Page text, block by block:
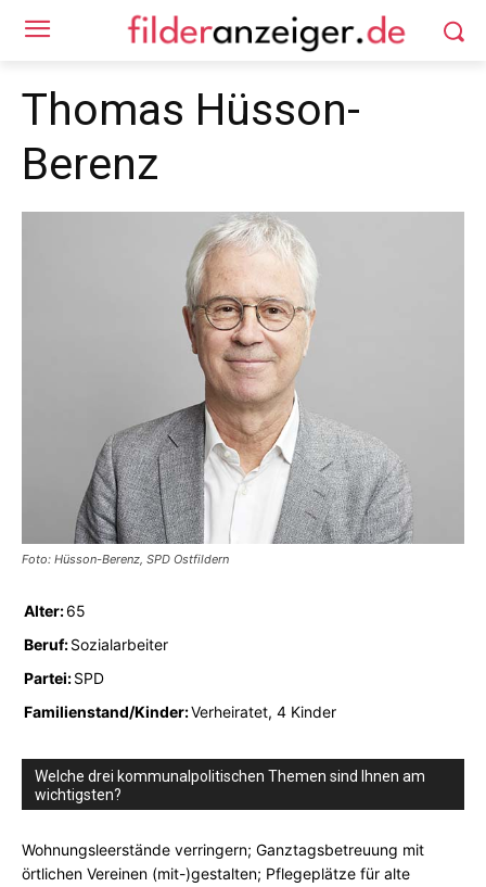
Thomas Hüsson-
Berenz
Foto: Hüsson-Berenz, SPD Ostfildern
Alter:65
Beruf:Sozialarbeiter
Partei:SPD
Familienstand/Kinder:Verheiratet, 4 Kinder
Welche drei kommunalpolitischen Themen sind Ihnen am
wichtigsten?
Wohnungsleerstände verringern; Ganztagsbetreuung mit
örtlichen Vereinen (mit-)gestalten; Pflegeplätze für alte